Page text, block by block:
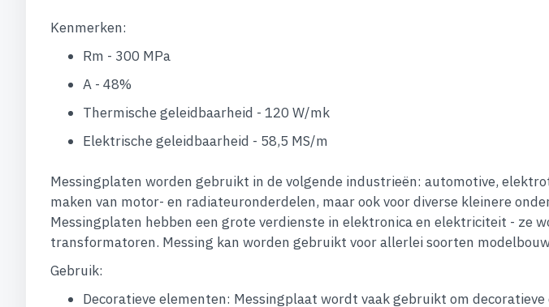
Kenmerken:
Rm - 300 MPa
A - 48%
Thermische geleidbaarheid - 120 W/mk
Elektrische geleidbaarheid - 58,5 MS/m
Messingplaten worden gebruikt in de volgende industrieën: automotive,
maken van motor- en radiateuronderdelen, maar ook voor diverse kleinere
Messingplaten hebben een grote verdienste in elektronica en elektriciteit - ze
transformatoren. Messing kan worden gebruikt voor allerlei soorten
Gebruik:
Decoratieve elementen: Messingplaat wordt vaak gebruikt om